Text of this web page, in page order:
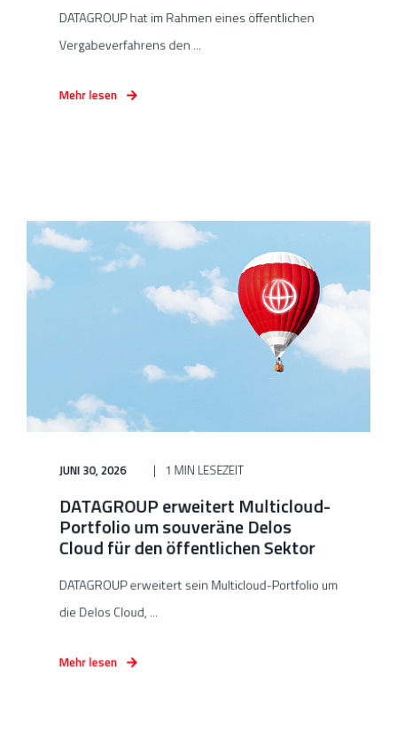
DATAGROUP hat im Rahmen eines öffentlichen
Vergabeverfahrens den ...
Mehr lesen
JUNI 30, 2026 1 MIN LESEZEIT
DATAGROUP erweitert Multicloud-
Portfolio um souveräne Delos
Cloud für den öffentlichen Sektor
DATAGROUP erweitert sein Multicloud-Portfolio um
die Delos Cloud, ...
Mehr lesen